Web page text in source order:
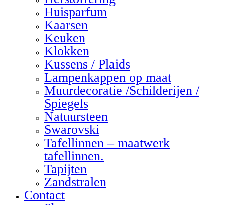
Huisparfum
Kaarsen
Keuken
Klokken
Kussens / Plaids
Lampenkappen op maat
Muurdecoratie /Schilderijen /
Spiegels
Natuursteen
Swarovski
Tafellinnen – maatwerk
tafellinnen.
Tapijten
Zandstralen
Contact